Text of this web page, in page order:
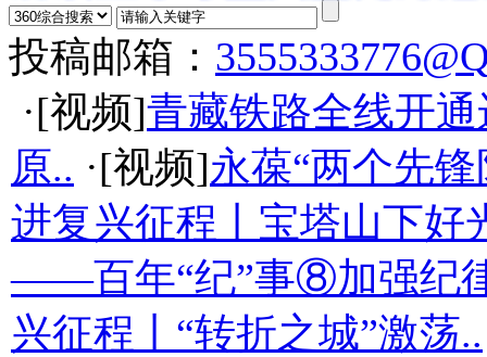
投稿邮箱：
·[视频]青藏铁路全线开
原.. ·[视频]永葆“两个先
进复兴征程丨宝塔山下好
——百年“纪”事⑧加强纪
兴征程丨“转折之城”激荡..